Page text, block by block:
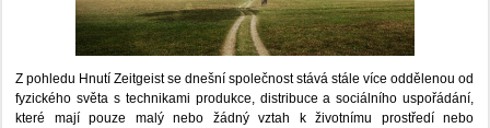
Z pohledu Hnutí Zeitgeist se dnešní společnost stává stále více oddělenou od
fyzického světa s technikami produkce, distribuce a sociálního uspořádání,
které mají pouze malý nebo žádný vztah k životnímu prostředí nebo